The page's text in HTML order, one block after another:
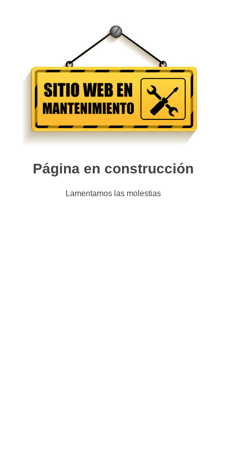
Página en construcción
Lamentamos las molestias